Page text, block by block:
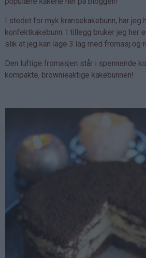
I stedet for myk kransekakebunn, har jeg
konfektkakebunn. I tillegg bruker jeg her
slik at jeg kan lage 3 lag med fromasj og
Den luftige fromasjen står i spennende
kompakte, brownieaktige kakebunnen!